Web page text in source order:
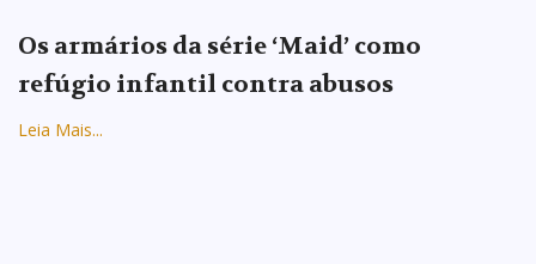
Os armários da série ‘Maid’ como
refúgio infantil contra abusos
Leia Mais...